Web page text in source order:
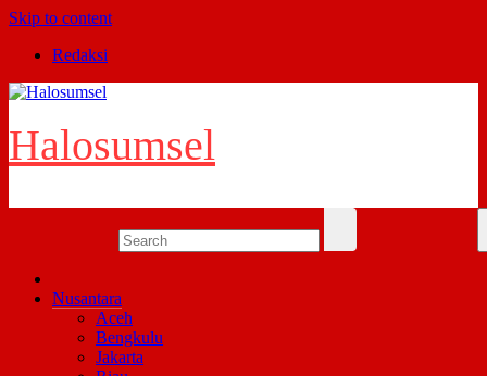
Skip to content
Redaksi
Halosumsel
Nusantara
Aceh
Bengkulu
Jakarta